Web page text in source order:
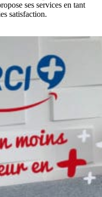
ses services en tant
satisfaction.